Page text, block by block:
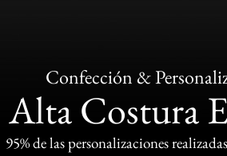
Confección &
Alta Costura
95% de las personalizaciones